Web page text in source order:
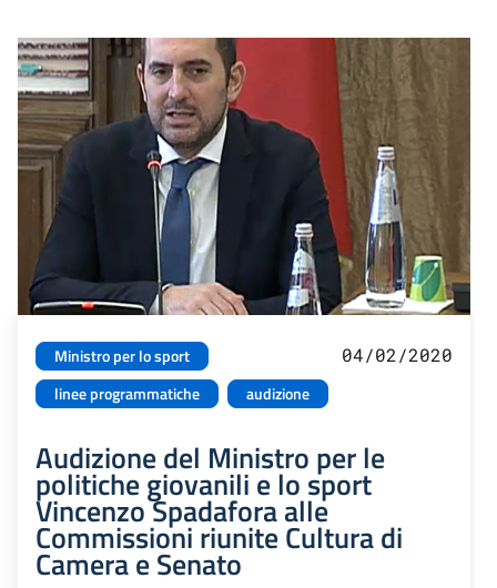
Ministro per lo sport
linee programmatiche
audizione
04/02/2020
Audizione del Ministro per le
politiche giovanili e lo sport
Vincenzo Spadafora alle
Commissioni riunite Cultura di
Camera e Senato